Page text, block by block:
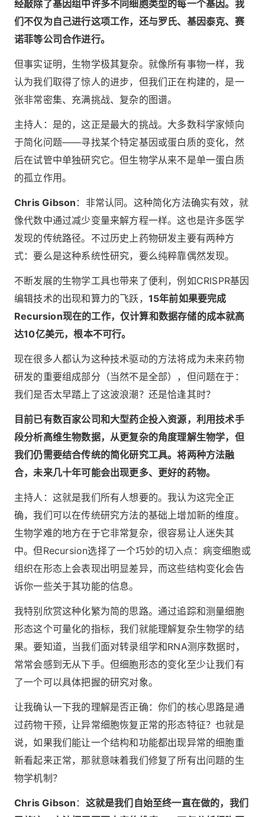
经敲除了基因组中许多不同细胞类型的每一个基因。我
们不仅为自己进行这项工作，还与罗氏、基因泰克、赛
诺菲等公司合作进行。
但事实证明，生物学极其复杂。就像所有事物一样，我
认为我们取得了惊人的进步，但我们正在构建的，是一
张非常密集、充满挑战、复杂的图谱。
主持人：是的，这正是最大的挑战。大多数科学家倾向
于简化问题——寻找某个特定基因或蛋白质的变化，然
后在试管中单独研究它。但生物学从来不是单一蛋白质
的孤立作用。
Chris Gibson ：非常认同。这种简化方法确实有效，就
像代数中通过减少变量来解方程一样。这也是许多医学
发现的传统路径。不过历史上药物研发主要有两种方
式：要么是这种系统性研究，要么纯粹靠偶然发现。
不断发展的生物学工具也带来了便利，例如CRISPR基因
编辑技术的出现和算力的飞跃， 15年前如果要完成
Recursion现在的工作，仅计算和数据存储的成本就高
达10亿美元，根本不可行。
现在很多人都认为这种技术驱动的方法将成为未来药物
研发的重要组成部分（当然不是全部），但问题在于：
我们是否太早踏上了这波浪潮？还是恰逢其时？
目前已有数百家公司和大型药企投入资源，利用技术手
段分析高维生物数据，从更复杂的角度理解生物学，但
我们仍需要结合传统的简化研究工具。将两种方法融
合，未来几十年可能会出现更多、更好的药物。
主持人：这就是我们所有人想要的。我认为这完全正
确，我们可以在传统研究方法的基础上增加新的维度。
生物学难的地方在于它非常复杂，很容易让人迷失其
中。但Recursion选择了一个巧妙的切入点：病变细胞或
组织在形态上会表现出明显差异，而这些结构变化会告
诉你一些关于其功能的信息。
我特别欣赏这种化繁为简的思路。通过追踪和测量细胞
形态这个可量化的指标，我们就能理解复杂生物学的结
果。要知道，当我们面对转录组学和RNA测序数据时，
常常会感到无从下手。但细胞形态的变化至少让我们有
了一个可以具体把握的研究对象。
让我确认一下我的理解是否正确：你们的核心思路是通
过药物干预，让异常细胞恢复正常的形态特征？也就是
说，如果我们能让一个结构和功能都出现异常的细胞重
新看起来正常，那就意味着我们修复了所有出问题的生
物学机制？
Chris Gibson ： 这就是我们自始至终一直在做的，我们